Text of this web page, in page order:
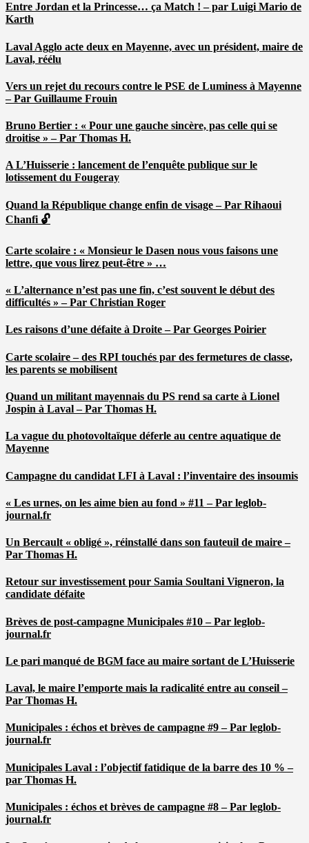
Entre Jordan et la Princesse… ça Match ! – par Luigi Mario de
Karth
Laval Agglo acte deux en Mayenne, avec un président, maire de
Laval, réélu
Vers un rejet du recours contre le PSE de Luminess à Mayenne
– Par Guillaume Frouin
Bruno Bertier : « Pour une gauche sincère, pas celle qui se
droitise » – Par Thomas H.
A L’Huisserie : lancement de l’enquête publique sur le
lotissement du Fougeray
Quand la République change enfin de visage – Par Rihaoui
Chanfi 🔓
Carte scolaire : « Monsieur le Dasen nous vous faisons une
lettre, que vous lirez peut-être » …
« L’alternance n’est pas une fin, c’est souvent le début des
difficultés » – Par Christian Roger
Les raisons d’une défaite à Droite – Par Georges Poirier
Carte scolaire – des RPI touchés par des fermetures de classe,
les parents se mobilisent
Quand un militant mayennais du PS rend sa carte à Lionel
Jospin à Laval – Par Thomas H.
La vague du photovoltaïque déferle au centre aquatique de
Mayenne
Campagne du candidat LFI à Laval : l’inventaire des insoumis
« Les urnes, on les aime bien au fond » #11 – Par leglob-
journal.fr
Un Bercault « obligé », réinstallé dans son fauteuil de maire –
Par Thomas H.
Retour sur investissement pour Samia Soultani Vigneron, la
candidate défaite
Brèves de post-campagne Municipales #10 – Par leglob-
journal.fr
Le pari manqué de BGM face au maire sortant de L’Huisserie
Laval, le maire l’emporte mais la radicalité entre au conseil –
Par Thomas H.
Municipales : échos et brèves de campagne #9 – Par leglob-
journal.fr
Municipales Laval : l’objectif fatidique de la barre des 10 % –
par Thomas H.
Municipales : échos et brèves de campagne #8 – Par leglob-
journal.fr